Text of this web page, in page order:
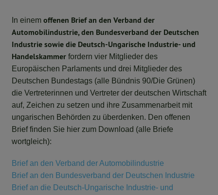
In einem offenen Brief an den Verband der
Automobilindustrie, den Bundesverband der Deutschen
Industrie sowie die Deutsch-Ungarische Industrie- und
Handelskammer fordern vier Mitglieder des
Europäischen Parlaments und drei Mitglieder des
Deutschen Bundestags (alle Bündnis 90/Die Grünen)
die Vertreterinnen und Vertreter der deutschen Wirtschaft
auf, Zeichen zu setzen und ihre Zusammenarbeit mit
ungarischen Behörden zu überdenken. Den offenen
Brief finden Sie hier zum Download (alle Briefe
wortgleich):
Brief an den Verband der Automobilindustrie
Brief an den Bundesverband der Deutschen Industrie
Brief an die Deutsch-Ungarische Industrie- und